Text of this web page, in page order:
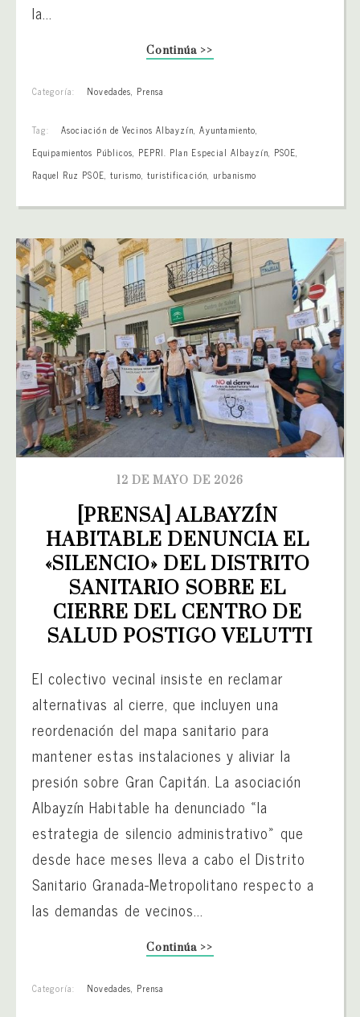
la...
Continúa >>
Categoría: Novedades, Prensa
Tag: Asociación de Vecinos Albayzín,Ayuntamiento,
Equipamientos Públicos, PEPRI. Plan Especial Albayzín, PSOE,
Raquel Ruz PSOE, turismo,turistificación, urbanismo
12 DE MAYO DE 2026
[PRENSA] ALBAYZÍN
HABITABLE DENUNCIA EL
«SILENCIO» DEL DISTRITO
SANITARIO SOBRE EL
CIERRE DEL CENTRO DE
SALUD POSTIGO VELUTTI
El colectivo vecinal insiste en reclamar
alternativas al cierre, que incluyen una
reordenación del mapa sanitario para
mantener estas instalaciones y aliviar la
presión sobre Gran Capitán. La asociación
Albayzín Habitable ha denunciado «la
estrategia de silencio administrativo» que
desde hace meses lleva a cabo el Distrito
Sanitario Granada-Metropolitano respecto a
las demandas de vecinos...
Continúa >>
Categoría: Novedades, Prensa